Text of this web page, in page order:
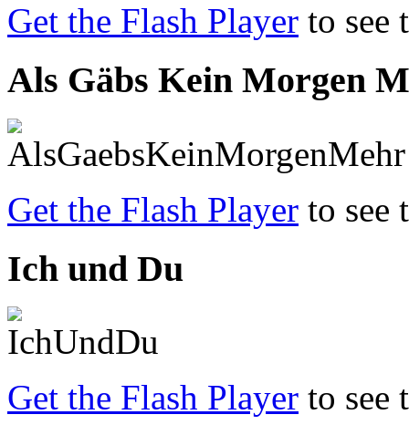
Get the Flash Player to see
Als Gäbs Kein Morgen
Get the Flash Player to see
Ich und Du
Get the Flash Player to see